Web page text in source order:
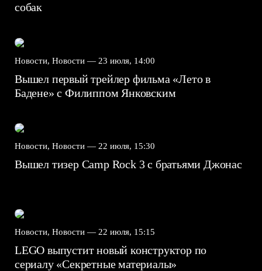
собак
Новости, Новости — 23 июля, 14:00
Вышел первый трейлер фильма «Лето в
Бадене» с Филиппом Янковским
Новости, Новости — 22 июля, 15:30
Вышел тизер Camp Rock 3 с братьями Джонас
Новости, Новости — 22 июля, 15:15
LEGO выпустит новый конструктор по
сериалу «Секретные материалы»